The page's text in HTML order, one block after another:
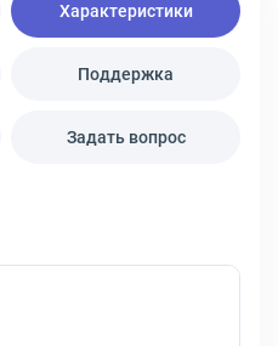
Характеристики
Поддержка
Задать вопрос